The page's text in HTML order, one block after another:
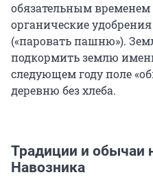
обязательным
органические
(«паровать пашню»).
подкормить землю
следующем году поле
деревню без хлеба.
Традиции и обычаи
Навозника